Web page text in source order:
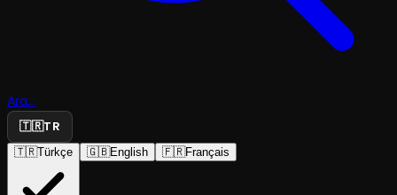
Ara...
🇹🇷TR
🇹🇷Türkçe 🇬🇧English 🇫🇷Français